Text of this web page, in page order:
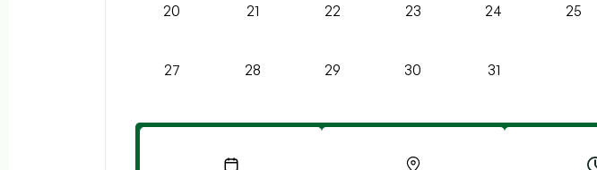
20 21 22 23 24 25
27 28 29 30 31